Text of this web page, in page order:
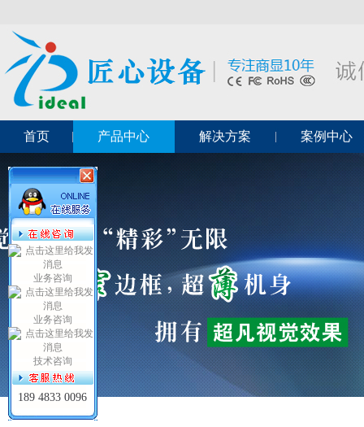
首页 产品中心 解决方案 案例中心
业务咨询
业务咨询
技术咨询
189 4833 0096